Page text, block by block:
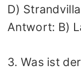
D) Strandvilla
Antwort: B)
3. Was ist